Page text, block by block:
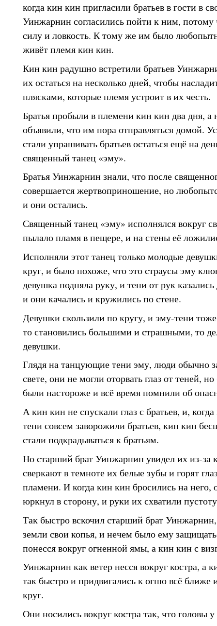
когда кин кин пригласили братьев в гости в
Уинжарнин согласились пойти к ним, потому
силу и ловкость. К тому же им было
живёт племя кин кин.
Кин кин радушно встретили братьев
их остаться на несколько дней, чтобы
плясками, которые племя устроит в их честь.
Братья пробыли в племени кин кин два дня, а
объявили, что им пора отправляться домой.
стали упрашивать братьев остаться ещё на
священный танец «эму».
Братья Уинжарнин знали, что после
совершается жертвоприношение, но
и они остались.
Священный танец «эму» исполнялся вокруг
пылало пламя в пещере, и на стены её
Исполняли этот танец только молодые
круг, и было похоже, что это страусы эму
девушка подняла руку, и тени от рук
и они качались и кружились по стене.
Девушки скользили по кругу, и эму-тени
то становились большими и страшными, то
девушки.
Глядя на танцующие тени эму, люди обычно
свете, они не могли оторвать глаз от теней,
были настороже и всё время помнили об
А кин кин не спускали глаз с братьев, и,
тени совсем заворожили братьев, кин кин
стали подкрадываться к братьям.
Но старший брат Уинжарнин увидел их из-за
сверкают в темноте их белые зубы и горят
пламени. И когда кин кин бросились на него,
юркнул в сторону, и руки их схватили
Так быстро вскочил старший брат
земли свои копья, и нечем было ему
понесся вокруг огненной ямы, а кин кин с
Уинжарнин как ветер несся вокруг костра, а
так быстро и придвигались к огню всё ближе
круг.
Они носились вокруг костра так, что головы